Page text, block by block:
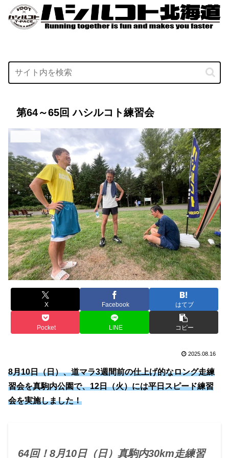
第64～65回 ハシルコト練習会
X Facebook はてブ
Pocket LINE コピー
2025.08.16
8月10日（日）、道マラ3週間前の仕上げ的なロング走練
習会を真駒内公園で、12日（火）には平日スピード練習
会を実施しました！
64回！8月10日（日）真駒内30km走練習